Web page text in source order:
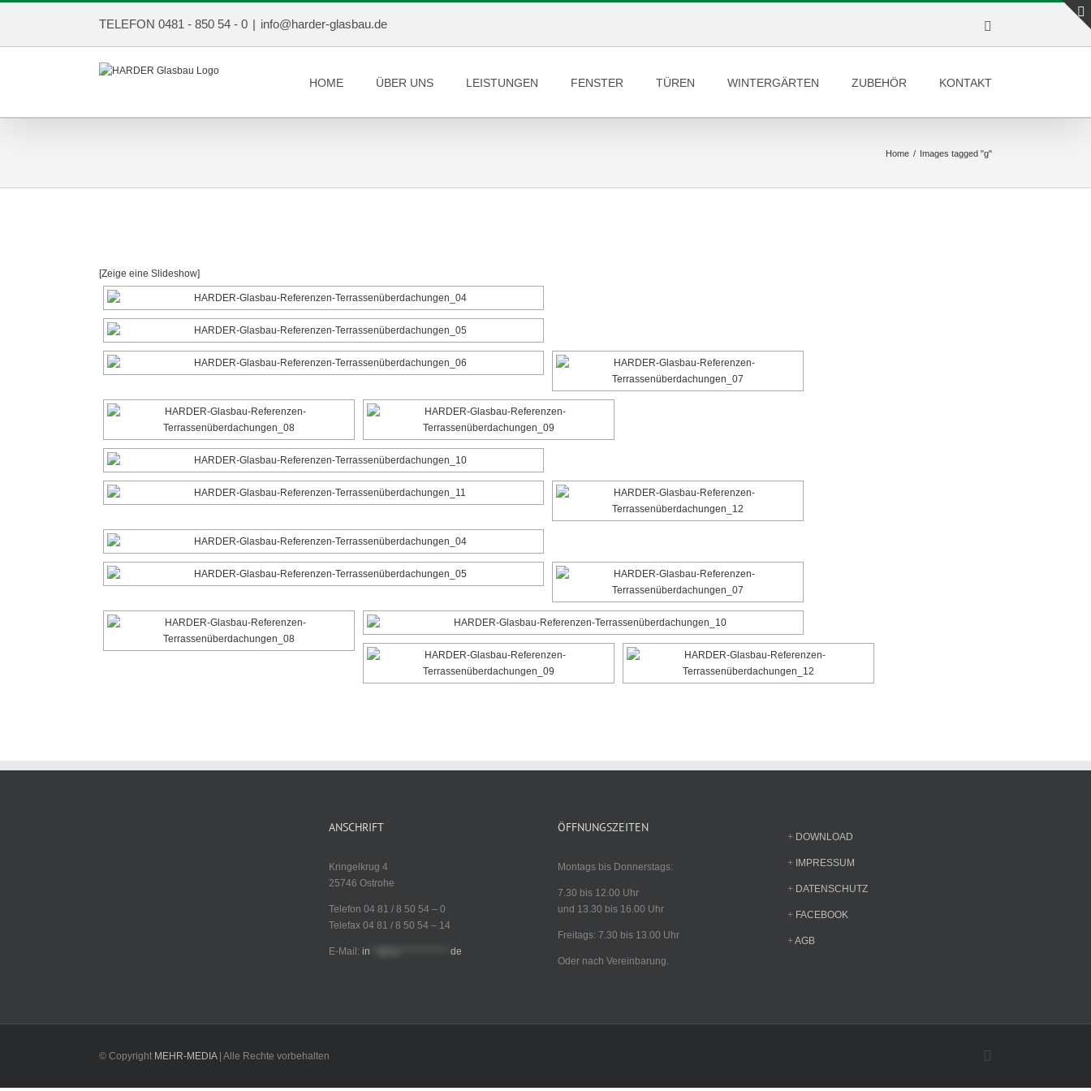
TELEFON 0481 - 850 54 - 0 | info@harder-glasbau.de
HOME ÜBER UNS LEISTUNGEN FENSTER TÜREN WINTERGÄRTEN ZUBEHÖR KONTAKT
Home / Images tagged "g"
[Zeige eine Slideshow]
ANSCHRIFT
Kringelkrug 4
25746 Ostrohe
Telefon 04 81 / 8 50 54 – 0
Telefax 04 81 / 8 50 54 – 14
E-Mail: in de
ÖFFNUNGSZEITEN
Montags bis Donnerstags:
7.30 bis 12.00 Uhr
und 13.30 bis 16.00 Uhr
Freitags: 7.30 bis 13.00 Uhr
Oder nach Vereinbarung.
+ DOWNLOAD
+ IMPRESSUM
+ DATENSCHUTZ
+ FACEBOOK
+AGB
© Copyright MEHR-MEDIA| Alle Rechte vorbehalten